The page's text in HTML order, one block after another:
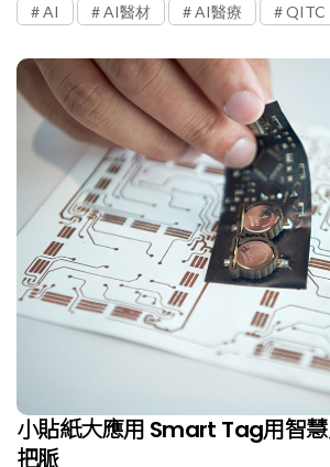
AI AI醫材 AI醫療 QITC
小貼紙大應用 Smart Tag用智
把脈